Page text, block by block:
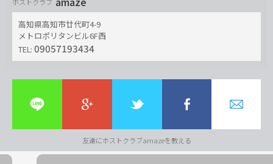
高知県高知市廿代町4-9
メトロポリタンビル6F西
TEL: 09057193434
友達にホストクラブamazeを教える